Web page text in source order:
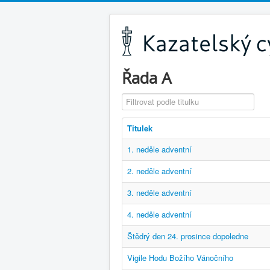
Řada A
Filtrovat podle titulku
Titulek
1. neděle adventní
2. neděle adventní
3. neděle adventní
4. neděle adventní
Štědrý den 24. prosince dopoledne
Vigile Hodu Božího Vánočního